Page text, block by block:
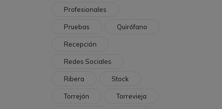
Profesionales
Pruebas Quirófano
Recepción
Redes Sociales
Ribera Stock
Torrejón Torrevieja